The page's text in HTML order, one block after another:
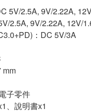
5V/2.5A, 9V/2.22A,
2.5A, 9V/2.22A, 12V/
：DC 5V/3A
mm
子零件
、說明書x1